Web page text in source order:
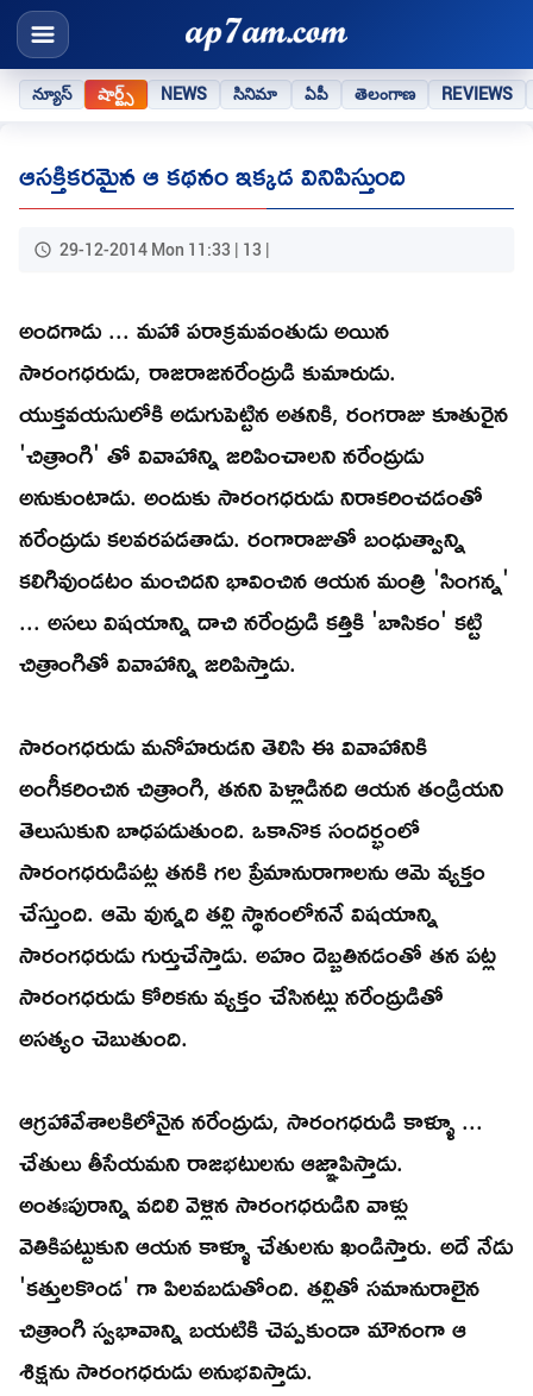
న్యూస్ షార్ట్స్ NEWS సినిమా ఏపీ తెలంగాణ REVIEWS
ఆసక్తికరమైన ఆ కథనం ఇక్కడ వినిపిస్తుంది
29-12-2014 Mon 11:33 | 13 |
అందగాడు ... మహా పరాక్రమవంతుడు అయిన
సారంగధరుడు, రాజరాజనరేంద్రుడి కుమారుడు.
యుక్తవయసులోకి అడుగుపెట్టిన అతనికి, రంగరాజు కూతురైన
'చిత్రాంగి' తో వివాహాన్ని జరిపించాలని నరేంద్రుడు
అనుకుంటాడు. అందుకు సారంగధరుడు నిరాకరించడంతో
నరేంద్రుడు కలవరపడతాడు. రంగారాజుతో బంధుత్వాన్ని
కలిగివుండటం మంచిదని భావించిన ఆయన మంత్రి 'సింగన్న'
... అసలు విషయాన్ని దాచి నరేంద్రుడి కత్తికి 'బాసికం' కట్టి
చిత్రాంగితో వివాహాన్ని జరిపిస్తాడు.
సారంగధరుడు మనోహరుడని తెలిసి ఈ వివాహానికి
అంగీకరించిన చిత్రాంగి, తనని పెళ్లాడినది ఆయన తండ్రియని
తెలుసుకుని బాధపడుతుంది. ఒకానొక సందర్భంలో
సారంగధరుడిపట్ల తనకి గల ప్రేమానురాగాలను ఆమె వ్యక్తం
చేస్తుంది. ఆమె వున్నది తల్లి స్థానంలోననే విషయాన్ని
సారంగధరుడు గుర్తుచేస్తాడు. అహం దెబ్బతినడంతో తన పట్ల
సారంగధరుడు కోరికను వ్యక్తం చేసినట్లు నరేంద్రుడితో
అసత్యం చెబుతుంది.
ఆగ్రహావేశాలకిలోనైన నరేంద్రుడు, సారంగధరుడి కాళ్ళూ ...
చేతులు తీసేయమని రాజభటులను ఆజ్ఞాపిస్తాడు.
అంతఃపురాన్ని వదిలి వెళ్లిన సారంగధరుడిని వాళ్లు
వెతికిపట్టుకుని ఆయన కాళ్ళూ చేతులను ఖండిస్తారు. అదే నేడు
'కత్తులకొండ' గా పిలవబడుతోంది. తల్లితో సమానురాలైన
చిత్రాంగి స్వభావాన్ని బయటికి చెప్పకుండా మౌనంగా ఆ
శిక్షను సారంగధరుడు అనుభవిస్తాడు.